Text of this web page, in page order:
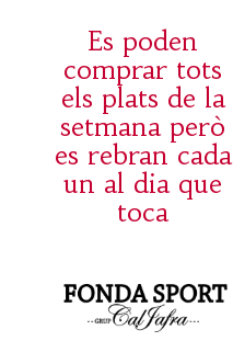
Es poden
comprar tots
els plats de la
setmana però
es rebran cada
un al dia que
toca